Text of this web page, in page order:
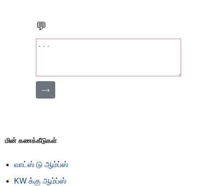
💬
⟶
மின் கணக்கீடுகள்
வாட்ஸ் டு ஆம்ப்ஸ்
KW க்கு ஆம்ப்ஸ்